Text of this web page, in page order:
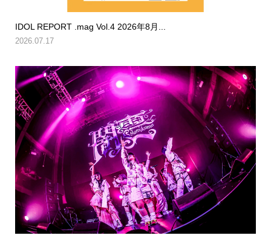
IDOL REPORT .mag Vol.4 2026年8月...
2026.07.17